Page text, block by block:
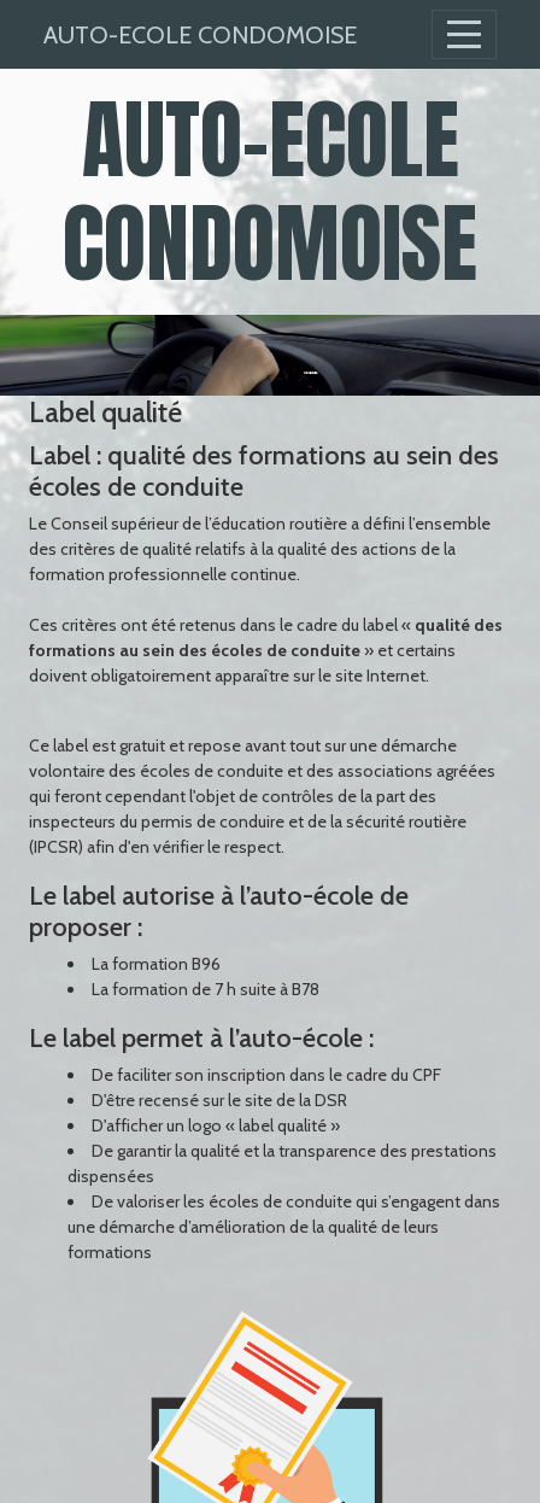
AUTO-ECOLE CONDOMOISE
AUTO-ECOLE
CONDOMOISE
Formation routière
Label qualité
Label : qualité des formations au sein des
écoles de conduite
Le Conseil supérieur de l’éducation routière a défini l’ensemble
des critères de qualité relatifs à la qualité des actions de la
formation professionnelle continue.
Ces critères ont été retenus dans le cadre du label « qualité des
formations au sein des écoles de conduite » et certains
doivent obligatoirement apparaître sur le site Internet.
Ce label est gratuit et repose avant tout sur une démarche
volontaire des écoles de conduite et des associations agréées
qui feront cependant l'objet de contrôles de la part des
inspecteurs du permis de conduire et de la sécurité routière
(IPCSR) afin d'en vérifier le respect.
Le label autorise à l’auto-école de
proposer :
La formation B96
La formation de 7 h suite à B78
Le label permet à l’auto-école :
De faciliter son inscription dans le cadre du CPF
D'être recensé sur le site de la DSR
D'afficher un logo « label qualité »
De garantir la qualité et la transparence des prestations
dispensées
De valoriser les écoles de conduite qui s’engagent dans
une démarche d’amélioration de la qualité de leurs
formations